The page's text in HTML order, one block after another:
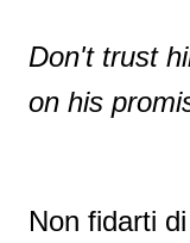
Don't trust
on his
Non fidarti